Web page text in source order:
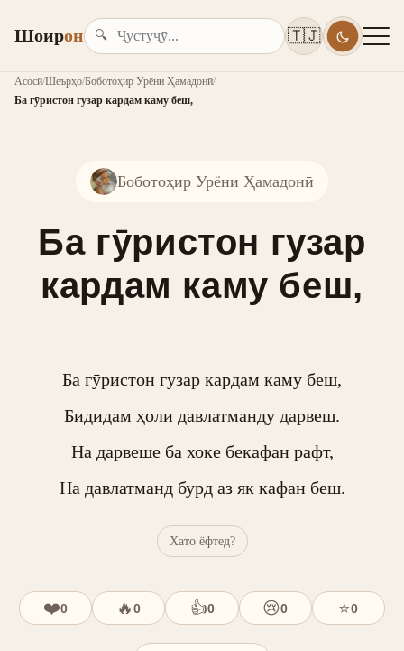
Шоирон 🔍 🇹🇯
Асосӣ/Шеърҳо/Боботоҳир Урёни Ҳамадонӣ/
Ба гӯристон гузар кардам каму беш,
Боботоҳир Урёни Ҳамадонӣ
Ба гӯристон гузар
кардам каму беш,
Ба гӯристон гузар кардам каму беш,
Бидидам ҳоли давлатманду дарвеш.
На дарвеше ба хоке бекафан рафт,
На давлатманд бурд аз як кафан беш.
Хато ёфтед?
❤️0 🔥0 👍0 😢0 ⭐0